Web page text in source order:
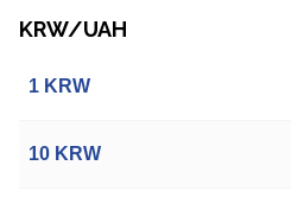
KRW/UAH
1 KRW
10 KRW